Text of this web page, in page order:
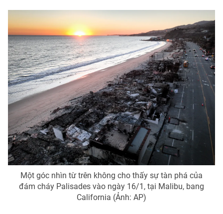
THỜI BÁO VTV
Theo dõi báo trên
Cơ quan chủ quản: Đài Truyền hình Việt Nam
Cơ quan báo chí:Thời báo VTV
Giấy phép hoạt động báo in và báo điện tử số 483/GP-BTTTT
cấp ngày 29/12/2023
Tổng Biên tập:Vũ Thanh Thủy
Phó Tổng Biên tập:Nguyễn Thị Mỹ Hạnh, Phạm Quốc Thắng,
Nguyễn Trọng Ninh
Tổng đài VTV:024.38 355 931 - 024.38 355 932
Ðiện thoại Thời báo VTV:024.66 897 897
Một góc nhìn từ trên không cho thấy sự tàn phá của
đám cháy Palisades vào ngày 16/1, tại Malibu, bang
California (Ảnh: AP)